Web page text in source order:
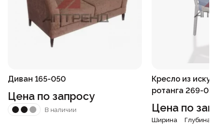
Диван 165-050
Цена по запросу
В наличии
Кресло из
ротанга 269-
Цена по
Ширина
Глубина